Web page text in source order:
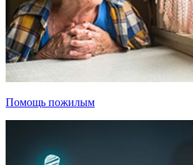
Помощь пожилым